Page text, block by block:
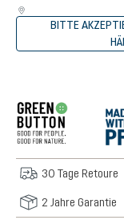
BITTE
30 Tage Retoure
2 Jahre Garantie